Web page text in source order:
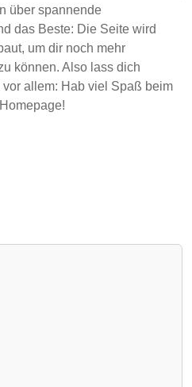
über spannende
das Beste: Die Seite wird
um dir noch mehr
können. Also lass dich
allem: Hab viel Spaß beim
Ältester Fan: Hans Görtz